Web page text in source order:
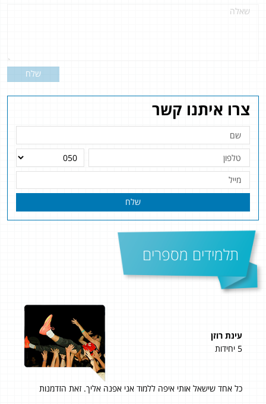
צרו איתנו קשר
שלח
תלמידים מספרים
עינת רוזן
5 יחידות
כל אחד שישאל אותי איפה ללמוד אני אפנה אליך. זאת הזדמנות
שלח